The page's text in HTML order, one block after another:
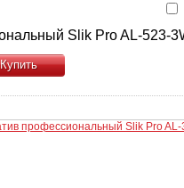
Slik Pro AL-523-
Купить